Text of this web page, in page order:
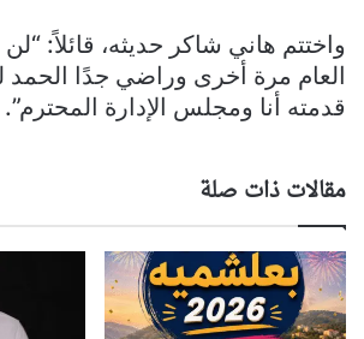
واختتم هاني شاكر حديثه، قائلاً:
العام مرة أخرى وراضي جدًا الحمد
قدمته أنا ومجلس الإدارة المحترم”.
مقالات ذات صلة